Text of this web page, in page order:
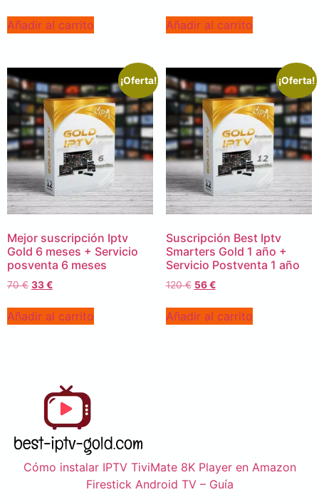
Añadir al carrito Añadir al carrito
¡Oferta!
Mejor suscripción Iptv
Gold 6 meses + Servicio
posventa 6 meses
70€ 33€
Añadir al carrito
¡Oferta!
Suscripción Best Iptv
Smarters Gold 1 año +
Servicio Postventa 1 año
120€ 56€
Añadir al carrito
Cómo instalar IPTV TiviMate 8K Player en Amazon
Firestick Android TV – Guía